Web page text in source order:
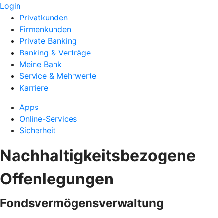
Login
Privatkunden
Firmenkunden
Private Banking
Banking & Verträge
Meine Bank
Service & Mehrwerte
Karriere
Apps
Online-Services
Sicherheit
Nachhaltigkeitsbezogene
Offenlegungen
Fondsvermögensverwaltung